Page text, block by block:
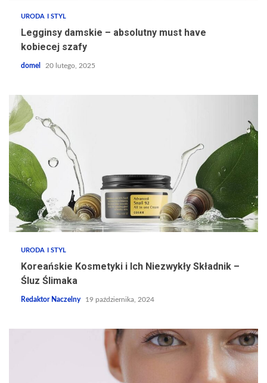
URODA I STYL
Legginsy damskie – absolutny must have
kobiecej szafy
domel 20 lutego, 2025
URODA I STYL
Koreańskie Kosmetyki i Ich Niezwykły Składnik –
Śluz Ślimaka
Redaktor Naczelny 19 października, 2024